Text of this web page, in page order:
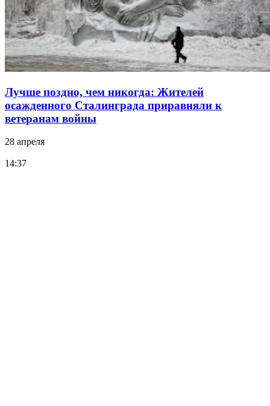
Лучше поздно, чем никогда: Жителей
осажденного Сталинграда приравняли к
ветеранам войны
28 апреля
14:37